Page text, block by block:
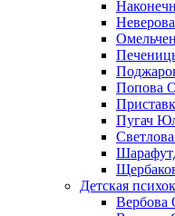
Попова
Пугач
Детская
Вербова